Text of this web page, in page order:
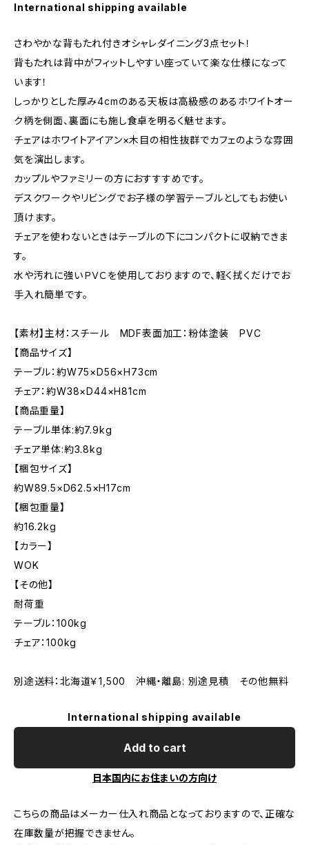
International shipping available
さわやかな背もたれ付きオシャレダイニング3点セット！
背もたれは背中がフィットしやすい座っていて楽な仕様になって
います！
しっかりとした厚み4cmのある天板は高級感のあるホワイトオー
ク柄を側面、裏面にも施し食卓を明るく魅せます。
チェアはホワイトアイアン×木目の相性抜群でカフェのような雰囲
気を演出します。
カップルやファミリーの方におすすすめです。
デスクワークやリビングでお子様の学習テーブルとしてもお使い
頂けます。
チェアを使わないときはテーブルの下にコンパクトに収納できま
す。
水や汚れに強いＰＶＣを使用しておりますので、軽く拭くだけでお
手入れ簡単です。
【素材】主材：スチール MDF表面加工：粉体塗装 PVC
【商品サイズ】
テーブル：約W75×D56×H73cm
チェア：約W38×D44×H81cm
【商品重量】
テーブル単体:約7.9kg
チェア単体:約3.8kg
【梱包サイズ】
約W89.5×D62.5×H17cm
【梱包重量】
約16.2kg
【カラー】
WOK
【その他】
耐荷重
テーブル：100kg
チェア：100kg
別途送料：北海道￥1,500 沖縄・離島: 別途見積 その他無料
International shipping available
Add to cart
日本国内にお住まいの方向け
こちらの商品はメーカー仕入れ商品となっておりますので、正確な
在庫数量が把握できません。